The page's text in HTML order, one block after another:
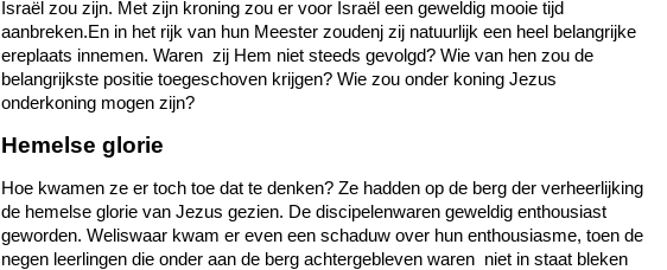
Israël zou zijn. Met zijn kroning zou er voor Israël een geweldig mooie tijd
aanbreken.En in het rijk van hun Meester zoudenj zij natuurlijk een heel belangrijke
ereplaats innemen. Waren zij Hem niet steeds gevolgd? Wie van hen zou de
belangrijkste positie toegeschoven krijgen? Wie zou onder koning Jezus
onderkoning mogen zijn?
Hemelse glorie
Hoe kwamen ze er toch toe dat te denken? Ze hadden op de berg der verheerlijking
de hemelse glorie van Jezus gezien. De discipelenwaren geweldig enthousiast
geworden. Weliswaar kwam er even een schaduw over hun enthousiasme, toen de
negen leerlingen die onder aan de berg achtergebleven waren niet in staat bleken